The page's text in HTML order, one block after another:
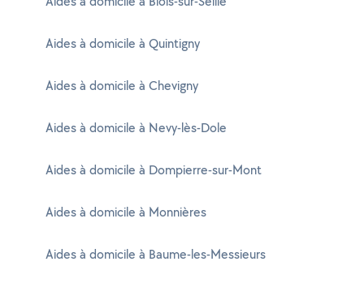
Aides à domicile à Quintigny
Aides à domicile à Chevigny
Aides à domicile à Nevy-lès-Dole
Aides à domicile à Dompierre-sur-Mont
Aides à domicile à Monnières
Aides à domicile à Baume-les-Messieurs